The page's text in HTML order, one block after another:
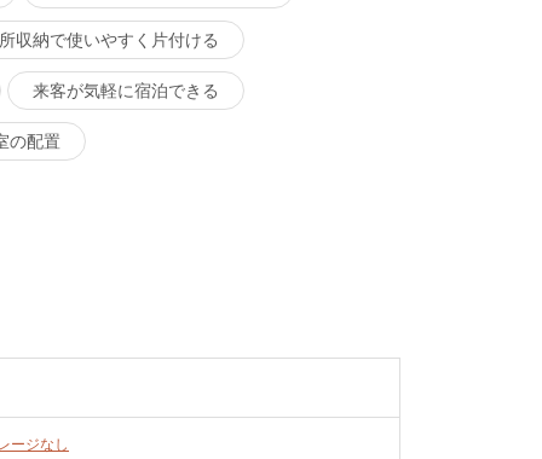
収納で使いやすく片付ける
来客が気軽に宿泊できる
の配置
ージなし